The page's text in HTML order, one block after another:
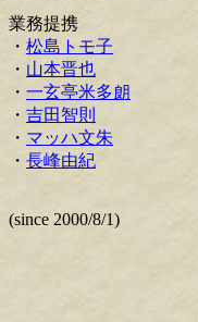
業務提携
・ 松島トモ子
・ 山本晋也
・ 一玄亭米多朗
・ 吉田智則
・ マッハ文朱
・ 長峰由紀
(since 2000/8/1)